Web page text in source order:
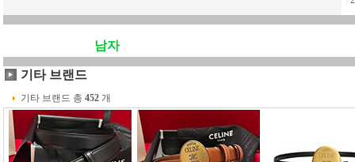
남자
기타 브랜드
기타 브랜드 총 452 개